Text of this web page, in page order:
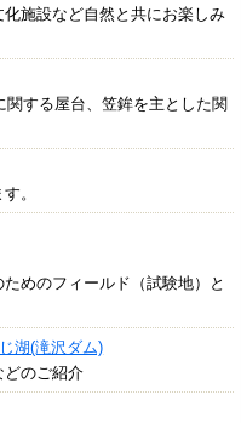
施設など自然と共にお楽しみ
する屋台、笠鉾を主とした関
。
めのフィールド（試験地）と
湖(滝沢ダム)
どのご紹介